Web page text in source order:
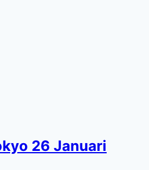
26 Januari